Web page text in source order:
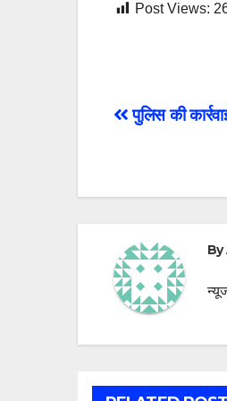
Post Views:
Post
पुलिस की
By